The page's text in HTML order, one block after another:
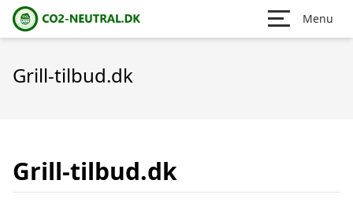
Menu
Grill-tilbud.dk
Grill-tilbud.dk